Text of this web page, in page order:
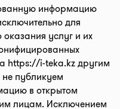
информацию
для
оказания услуг и их
https://i-teka.kzдругим
публикуем
в открытом
лицам. Исключением